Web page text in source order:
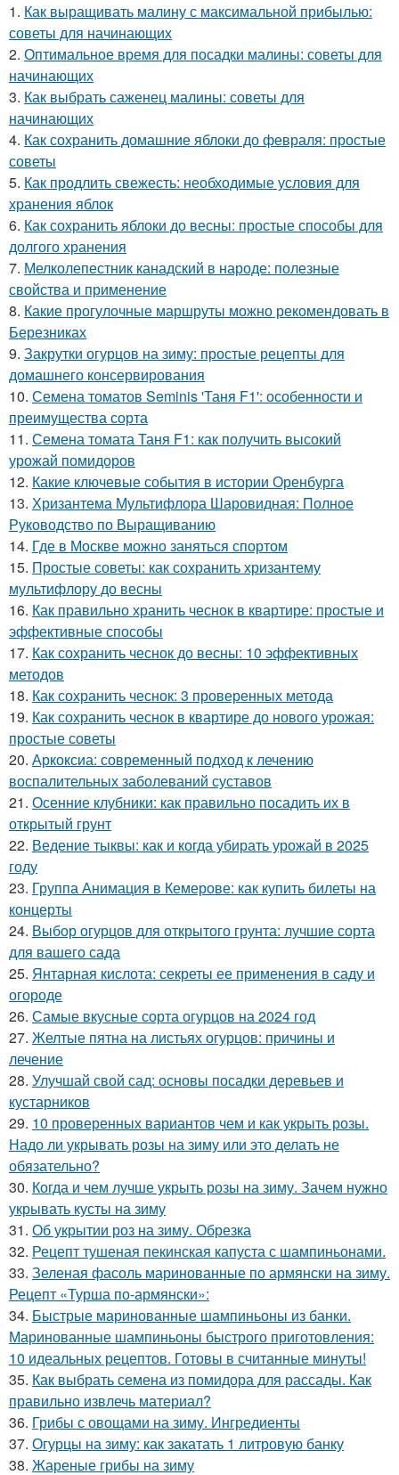
1. Как выращивать малину с максимальной прибылью:
советы для начинающих
2. Оптимальное время для посадки малины: советы для
начинающих
3. Как выбрать саженец малины: советы для
начинающих
4. Как сохранить домашние яблоки до февраля: простые
советы
5. Как продлить свежесть: необходимые условия для
хранения яблок
6. Как сохранить яблоки до весны: простые способы для
долгого хранения
7. Мелколепестник канадский в народе: полезные
свойства и применение
8. Какие прогулочные маршруты можно рекомендовать в
Березниках
9. Закрутки огурцов на зиму: простые рецепты для
домашнего консервирования
10. Семена томатов Seminis 'Таня F1': особенности и
преимущества сорта
11. Семена томата Таня F1: как получить высокий
урожай помидоров
12. Какие ключевые события в истории Оренбурга
13. Хризантема Мультифлора Шаровидная: Полное
Руководство по Выращиванию
14. Где в Москве можно заняться спортом
15. Простые советы: как сохранить хризантему
мультифлору до весны
16. Как правильно хранить чеснок в квартире: простые и
эффективные способы
17. Как сохранить чеснок до весны: 10 эффективных
методов
18. Как сохранить чеснок: 3 проверенных метода
19. Как сохранить чеснок в квартире до нового урожая:
простые советы
20. Аркоксиа: современный подход к лечению
воспалительных заболеваний суставов
21. Осенние клубники: как правильно посадить их в
открытый грунт
22. Ведение тыквы: как и когда убирать урожай в 2025
году
23. Группа Анимация в Кемерове: как купить билеты на
концерты
24. Выбор огурцов для открытого грунта: лучшие сорта
для вашего сада
25. Янтарная кислота: секреты ее применения в саду и
огороде
26. Самые вкусные сорта огурцов на 2024 год
27. Желтые пятна на листьях огурцов: причины и
лечение
28. Улучшай свой сад: основы посадки деревьев и
кустарников
29. 10 проверенных вариантов чем и как укрыть розы.
Надо ли укрывать розы на зиму или это делать не
обязательно?
30. Когда и чем лучше укрыть розы на зиму. Зачем нужно
укрывать кусты на зиму
31. Об укрытии роз на зиму. Обрезка
32. Рецепт тушеная пекинская капуста с шампиньонами.
33. Зеленая фасоль маринованные по армянски на зиму.
Рецепт «Турша по-армянски»:
34. Быстрые маринованные шампиньоны из банки.
Маринованные шампиньоны быстрого приготовления:
10 идеальных рецептов. Готовы в считанные минуты!
35. Как выбрать семена из помидора для рассады. Как
правильно извлечь материал?
36. Грибы с овощами на зиму. Ингредиенты
37. Огурцы на зиму: как закатать 1 литровую банку
38. Жареные грибы на зиму